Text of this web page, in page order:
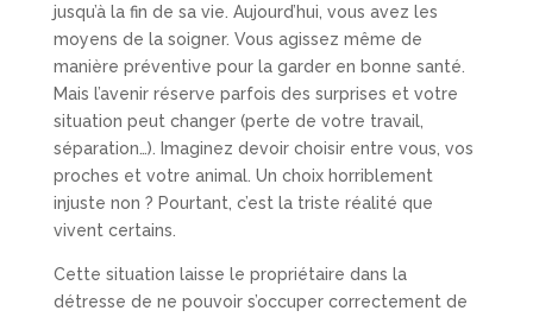
jusqu’à la fin de sa vie. Aujourd’hui, vous avez les
moyens de la soigner. Vous agissez même de
manière préventive pour la garder en bonne santé.
Mais l’avenir réserve parfois des surprises et votre
situation peut changer (perte de votre travail,
séparation…). Imaginez devoir choisir entre vous, vos
proches et votre animal. Un choix horriblement
injuste non ? Pourtant, c’est la triste réalité que
vivent certains.
Cette situation laisse le propriétaire dans la
détresse de ne pouvoir s’occuper correctement de